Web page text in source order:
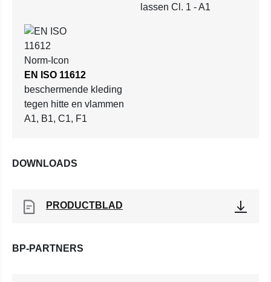
lassen Cl. 1 - A1
EN ISO 11612
beschermende kleding
tegen hitte en vlammen
A1, B1, C1, F1
DOWNLOADS
PRODUCTBLAD
BP-PARTNERS